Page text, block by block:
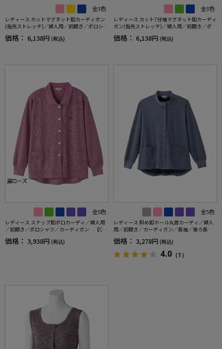
全3色
レディース カットマグネット釦カーディガン
(指先ストレッチ)／婦人用／前開き／ポロシャ
ツ／カーディガン 【CF】
価格： 6,138円 (税込)
全3色
レディース カット7分袖マグネット釦カーディ
ガン(指先ストレッチ)／婦人用／前開き／ポロ
シャツ／カーディガン 【CF】
価格： 6,138円 (税込)
全5色
レディース スナップ釦ポロカーディ／婦人用
／前開き／ポロシャツ／カーディガン 【C
F】
価格： 3,938円 (税込)
全5色
レディース 斜め釦ホール丸首カーディ／婦人
用／前開き／カーディガン／長袖／後ろ長
め 【CF】
価格： 3,278円 (税込)
4.0 （1）